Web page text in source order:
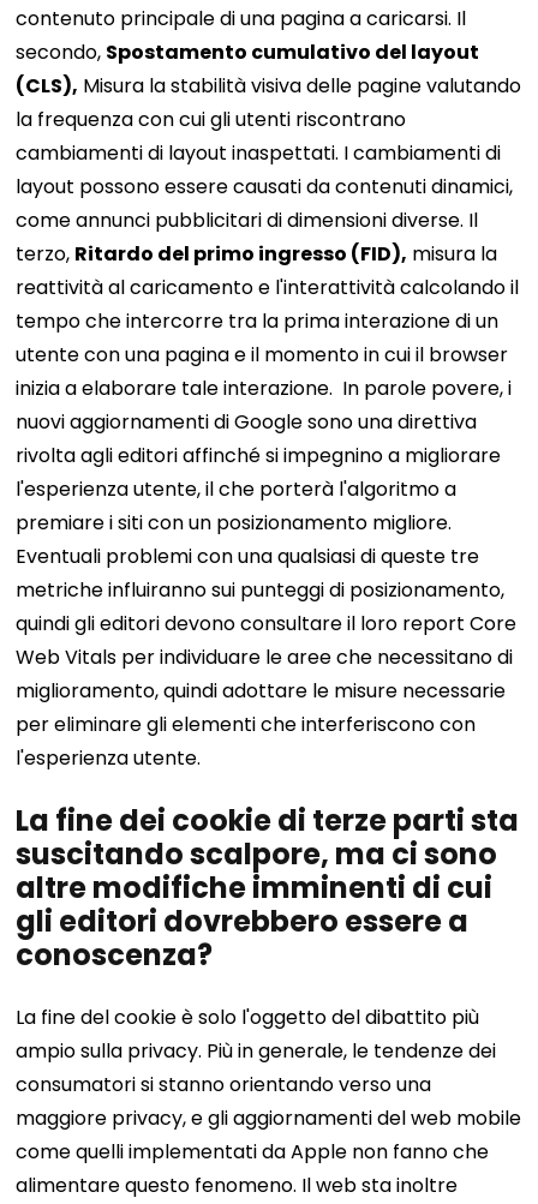
contenuto principale di una pagina a caricarsi. Il
secondo, Spostamento cumulativo del layout
(CLS), Misura la stabilità visiva delle pagine valutando
la frequenza con cui gli utenti riscontrano
cambiamenti di layout inaspettati. I cambiamenti di
layout possono essere causati da contenuti dinamici,
come annunci pubblicitari di dimensioni diverse. Il
terzo, Ritardo del primo ingresso (FID), misura la
reattività al caricamento e l'interattività calcolando il
tempo che intercorre tra la prima interazione di un
utente con una pagina e il momento in cui il browser
inizia a elaborare tale interazione. In parole povere, i
nuovi aggiornamenti di Google sono una direttiva
rivolta agli editori affinché si impegnino a migliorare
l'esperienza utente, il che porterà l'algoritmo a
premiare i siti con un posizionamento migliore.
Eventuali problemi con una qualsiasi di queste tre
metriche influiranno sui punteggi di posizionamento,
quindi gli editori devono consultare il loro report Core
Web Vitals per individuare le aree che necessitano di
miglioramento, quindi adottare le misure necessarie
per eliminare gli elementi che interferiscono con
l'esperienza utente.
La fine dei cookie di terze parti sta
suscitando scalpore, ma ci sono
altre modifiche imminenti di cui
gli editori dovrebbero essere a
conoscenza?
La fine del cookie è solo l'oggetto del dibattito più
ampio sulla privacy. Più in generale, le tendenze dei
consumatori si stanno orientando verso una
maggiore privacy, e gli aggiornamenti del web mobile
come quelli implementati da Apple non fanno che
alimentare questo fenomeno. Il web sta inoltre